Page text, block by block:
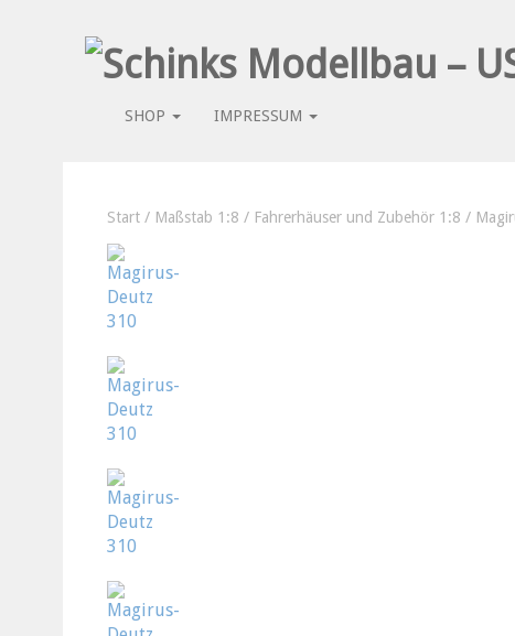
SHOP IMPRESSUM
Start / Maßstab 1:8 / Fahrerhäuser und Zubehör 1:8 /